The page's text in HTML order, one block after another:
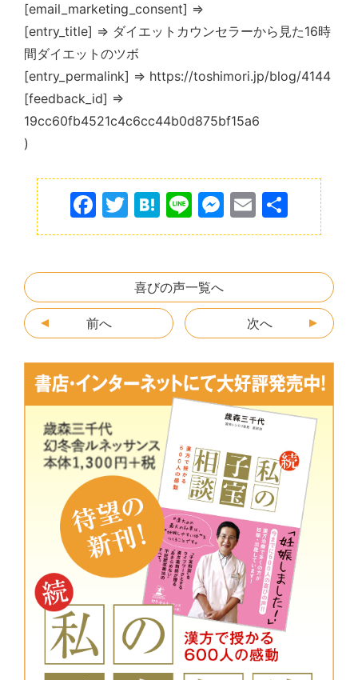
[email_marketing_consent] =>
[entry_title] => ダイエットカウンセラーから見た16時
間ダイエットのツボ
[entry_permalink] => https://toshimori.jp/blog/4144
[feedback_id] =>
19cc60fb4521c4c6cc44b0d875bf15a6
)
F
a
e
b
o
o
k
T
w
er
H
at
n
a
Li
n
M
e
s
e
n
g
er
E
m
l
有
喜びの声一覧へ
前へ 次へ